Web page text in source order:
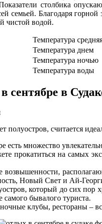
столбика
семьей. Благодаря
чистой водой.
Температура
Температура днем
Температура ночью
Температура воды
сентябре в
полуостров, считается
есть множество
прокатиться на самых
Новый Свет и Ай-
который до сих
бывалого туриста.
клубы, рестораны –